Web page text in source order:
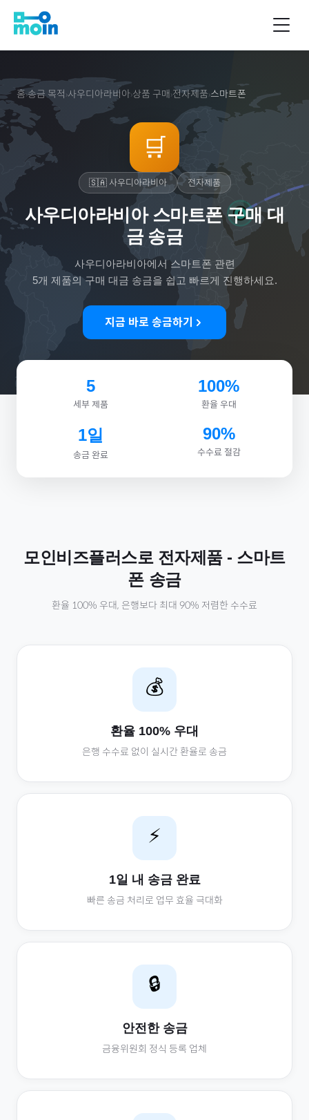
홈›송금 목적 ›사우디아라비아›상품 구매 ›전자제품›스마트폰
🛒
🇸🇦 사우디아라비아 전자제품
사우디아라비아 스마트폰 구매 대
금 송금
사우디아라비아에서스마트폰 관련
5개 제품의 구매 대금 송금을 쉽고 빠르게 진행하세요.
지금 바로 송금하기
5
세부 제품
100%
환율 우대
1일
송금 완료
90%
수수료 절감
모인비즈플러스로 전자제품- 스마트
폰송금
환율 100% 우대, 은행보다 최대 90% 저렴한 수수료
💰
환율 100% 우대
은행 수수료 없이 실시간 환율로 송금
⚡
1일 내 송금 완료
빠른 송금 처리로 업무 효율 극대화
🔒
안전한 송금
금융위원회 정식 등록 업체